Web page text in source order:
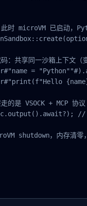
时 microVM 已启动，
：共享同一沙箱上下文（
=
的是 VSOCK + MCP 协
shutdown，内存清零